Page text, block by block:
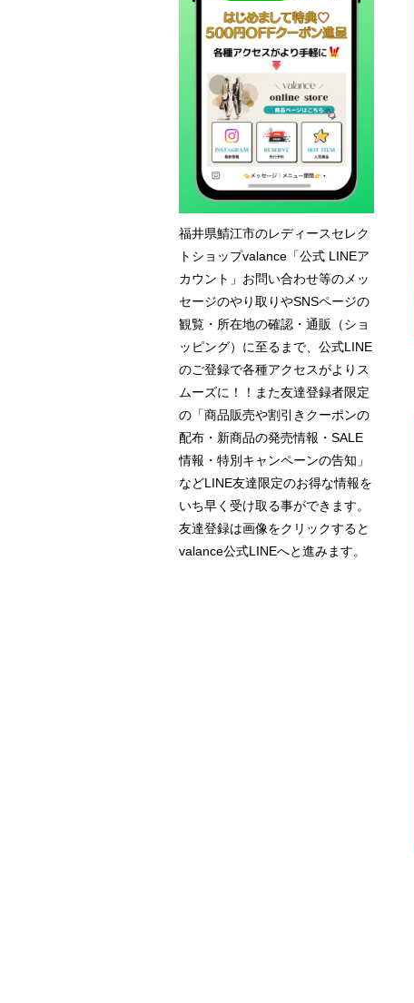
福井県鯖江市のレディースセレク
トショップvalance「公式 LINEア
カウント」お問い合わせ等のメッ
セージのやり取りやSNSページの
観覧・所在地の確認・通販（ショ
ッピング）に至るまで、公式LINE
のご登録で各種アクセスがよりス
ムーズに！！また友達登録者限定
の「商品販売や割引きクーポンの
配布・新商品の発売情報・SALE
情報・特別キャンペーンの告知」
などLINE友達限定のお得な情報を
いち早く受け取る事ができます。
友達登録は画像をクリックすると
valance公式LINEへと進みます。